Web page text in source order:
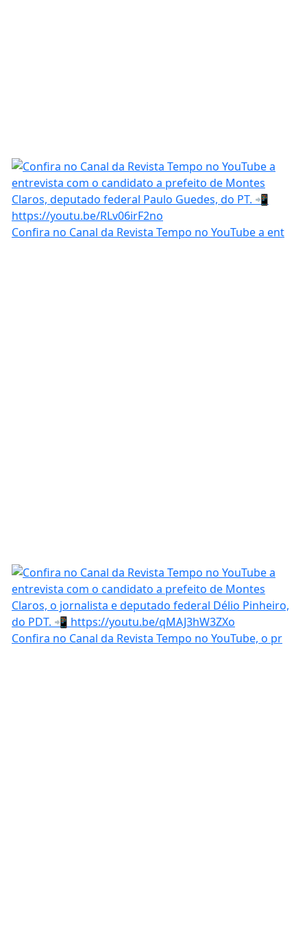
Confira no Canal da Revista Tempo no YouTube a ent
Confira no Canal da Revista Tempo no YouTube, o pr